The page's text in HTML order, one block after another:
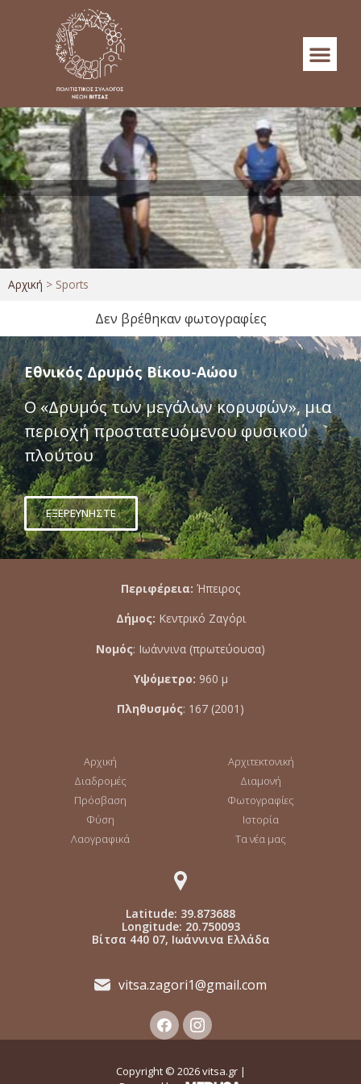
Αρχική > Sports
Δεν βρέθηκαν φωτογραφίες
Εθνικός Δρυμός Βίκου-Αώου
Ο «Δρυμός των μεγάλων κορυφών», μια
περιοχή προστατευόμενου φυσικού
πλούτου
ΕΞΕΡΕΥΝΗΣΤΕ
Περιφέρεια: Ήπειρος
Δήμος: Κεντρικό Ζαγόρι
Νομός: Ιωάννινα (πρωτεύουσα)
Υψόμετρο: 960 μ
Πληθυσμός: 167 (2001)
Αρχική
Διαδρομές
Πρόσβαση
Φύση
Λαογραφικά
Αρχιτεκτονική
Διαμονή
Φωτογραφίες
Ιστορία
Τα νέα μας
Latitude: 39.873688
Longitude: 20.750093
Βίτσα 440 07, Ιωάννινα Ελλάδα
vitsa.zagori1@gmail.com
Copyright © 2026vitsa.gr |